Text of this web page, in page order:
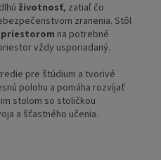
životnosť, zatiaľ čo
zranenia. Stôl
priestorom na potrebné
vždy usporiadaný.
pre štúdium a tvorivé
polohu a pomáha rozvíjať
stolom so stoličkou
a šťastného učenia.